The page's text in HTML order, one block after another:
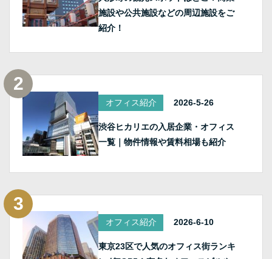
施設や公共施設などの周辺施設をご
紹介！
オフィス紹介 2026-5-26
渋谷ヒカリエの入居企業・オフィス
一覧｜物件情報や賃料相場も紹介
オフィス紹介 2026-6-10
東京23区で人気のオフィス街ランキ